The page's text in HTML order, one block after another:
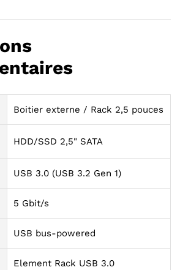
Boitier externe / Rack 2,5 pouces
HDD/SSD 2,5" SATA
USB 3.0 (USB 3.2 Gen 1)
5 Gbit/s
USB bus-powered
Element Rack USB 3.0